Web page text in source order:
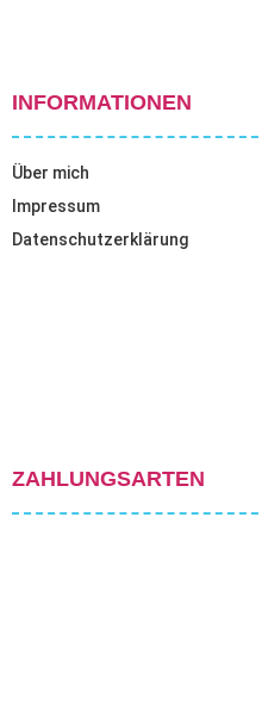
INFORMATIONEN
Über mich
Impressum
Datenschutzerklärung
ZAHLUNGSARTEN